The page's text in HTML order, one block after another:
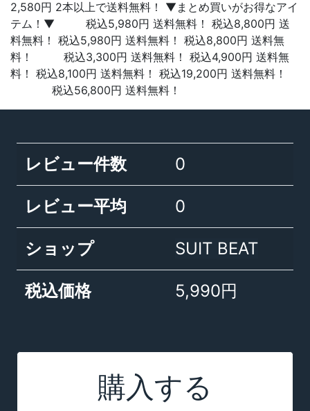
2,580円 2本以上で送料無料！ ▼まとめ買いがお得なアイ
テム！▼ 税込5,980円 送料無料！ 税込8,800円 送
料無料！ 税込5,980円 送料無料！ 税込8,800円 送料無
料！ 税込3,300円 送料無料！ 税込4,900円 送料無
料！ 税込8,100円 送料無料！ 税込19,200円 送料無料！
税込56,800円 送料無料！
レビュー件数 0
レビュー平均 0
ショップ SUIT BEAT
税込価格 5,990円
購入する